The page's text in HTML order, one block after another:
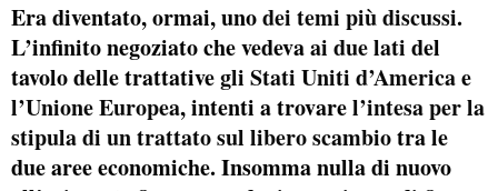
Era diventato, ormai, unodei temi più discussi.
L’infinito negoziato che vedevaai due lati del
tavolo delle trattativegli Stati Uniti d’Americae
l’Unione Europea, intenti a trovarel’intesa per la
stipula di un trattato sul libero scambiotra le
due aree economiche. Insomma nulla di nuovo